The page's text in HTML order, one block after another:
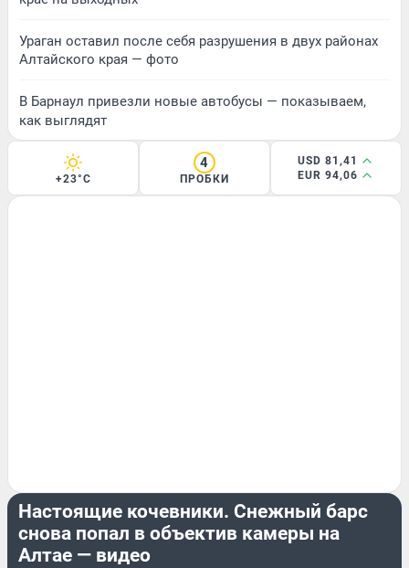
Ураган оставил после себя разрушения в двух районах
Алтайского края — фото
В Барнаул привезли новые автобусы — показываем,
как выглядят
+23°C
4
ПРОБКИ
USD 81,41
EUR 94,06
Настоящие кочевники. Снежный барс
снова попал в объектив камеры на
Алтае — видео